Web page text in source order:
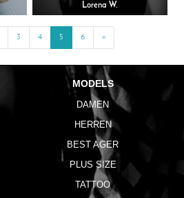
Lorena W.
3 4 5 6 »Next
MODELS
DAMEN
HERREN
BEST AGER
PLUS SIZE
TATTOO